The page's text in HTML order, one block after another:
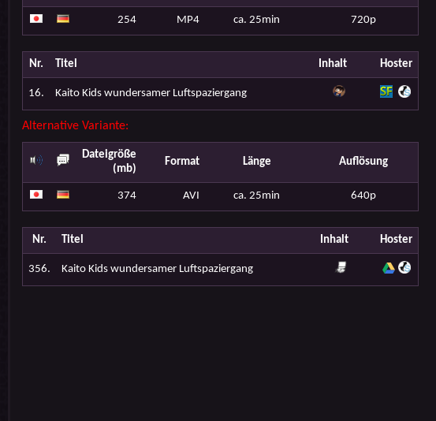
254 MP4 ca. 25min 720p
Nr. Titel Inhalt Hoster
16. Kaito Kids wundersamer Luftspaziergang
Alternative Variante:
Dateigröße
(mb)
Format Länge Auflösung
374 AVI ca. 25min 640p
Nr. Titel Inhalt Hoster
356. Kaito Kids wundersamer Luftspaziergang